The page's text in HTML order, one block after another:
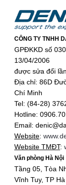
CÔNG TY TNHH
GPĐKKD số
13/04/2006
được sửa đổi
Địa chỉ: 86D
Chí Minh
Tel: (84-28)
Hotline:
Email:
Website:
Website TMĐT:
Văn phòng Hà Nội
Tầng 05, Tòa
Vĩnh Tuy, TP